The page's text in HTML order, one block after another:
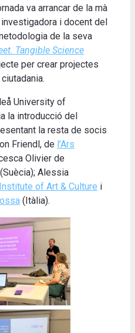
va arrancar de la mà
investigadora i docent del
de la seva
Tangible Science
per crear projectes
University of
la introducció del
la resta de socis
Friendl, de l’Ars
Olivier de
(Suècia); Alessia
of Art & Culture i
(Itàlia).